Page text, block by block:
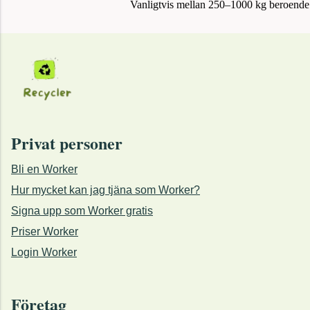
Vanligtvis mellan 250–1000 kg
Privat personer
Bli en Worker
Hur mycket kan jag tjäna som Worker?
Signa upp som Worker gratis
Priser Worker
Login Worker
Företag